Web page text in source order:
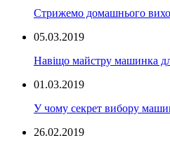
Стрижемо домашнього
05.03.2019
Навіщо майстру машинка
01.03.2019
У чому секрет вибору
26.02.2019